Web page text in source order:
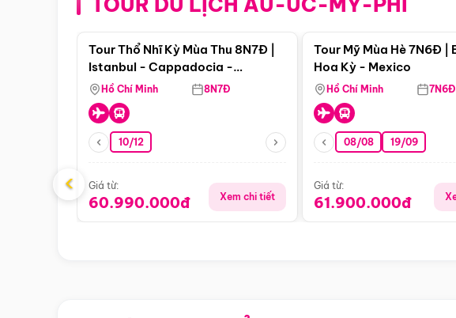
Điểm nổi bật
Tour Thổ Nhĩ Kỳ Mùa Thu 8N7Đ |
Istanbul - Cappadocia -
Pamukkale
Hồ Chí Minh 8N7Đ
10/12
Giá từ:
60.990.000đ Xem chi tiết
Tour Mỹ Mùa Hè 7N6Đ |
Hoa Kỳ - Mexico
Hồ Chí Minh 7N6Đ
08/08 19/09
Giá từ:
61.900.000đ
‹